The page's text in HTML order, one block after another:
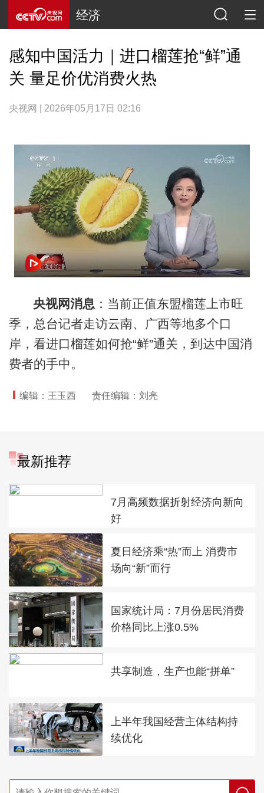
经济
感知中国活力｜进口榴莲抢“鲜”通
关 量足价优消费火热
央视网 | 2026年05月17日 02:16
央视网消息 ：当前正值东盟榴莲上市旺
季，总台记者走访云南、广西等地多个口
岸，看进口榴莲如何抢“鲜”通关，到达中国消
费者的手中。
编辑：王玉西 责任编辑：刘亮
最新推荐
7月高频数据折射经济向新向
好
夏日经济乘“热”而上 消费市
场向“新”而行
国家统计局：7月份居民消费
价格同比上涨0.5%
共享制造，生产也能“拼单”
上半年我国经营主体结构持
续优化